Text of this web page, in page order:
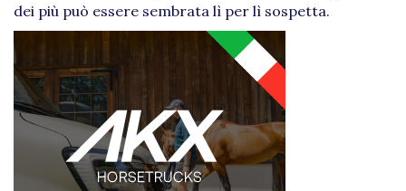
dei più può essere sembrata lì per lì sospetta.